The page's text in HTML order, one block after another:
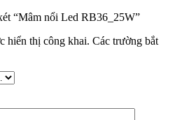
“Mâm nổi Led RB36_25W”
hiển thị công khai. Các trường bắt